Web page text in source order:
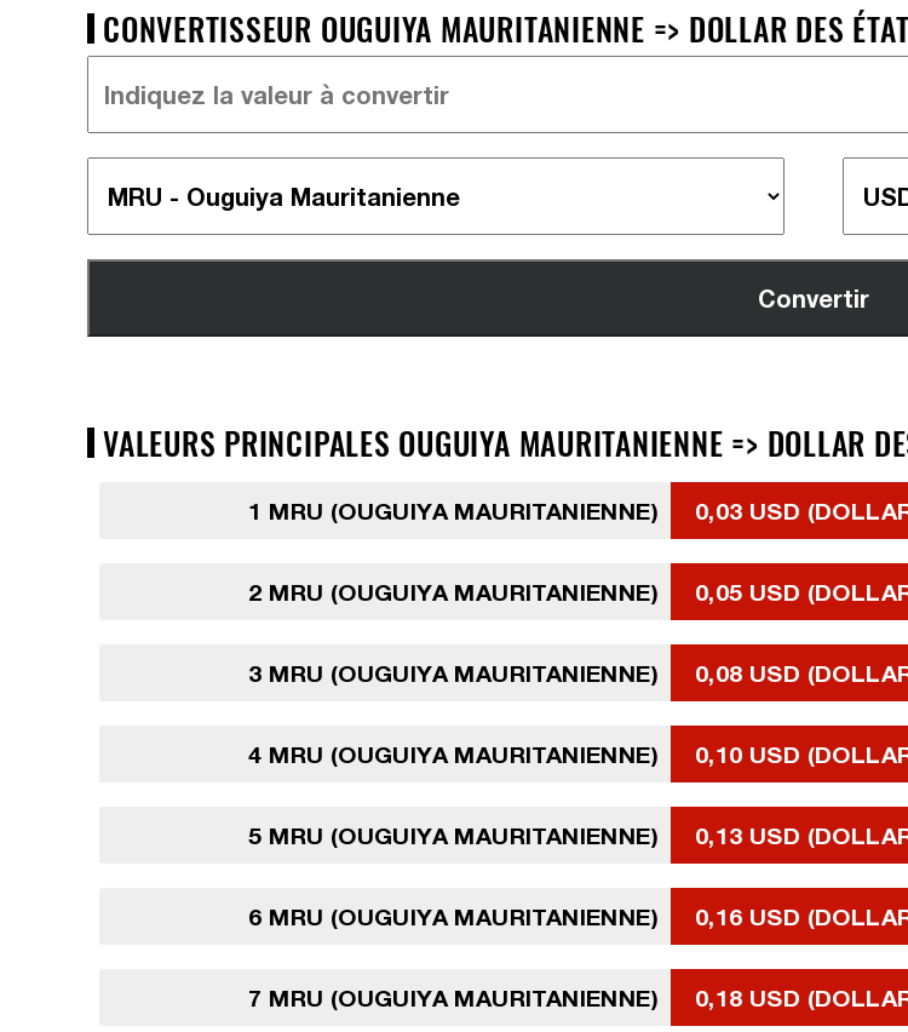
CONVERTISSEUR OUGUIYA MAURITANIENNE => DOLLAR DES
VALEURS PRINCIPALES OUGUIYA MAURITANIENNE => DOLLAR
1 MRU (OUGUIYA MAURITANIENNE) 0,03 USD
2 MRU (OUGUIYA MAURITANIENNE) 0,05 USD
3 MRU (OUGUIYA MAURITANIENNE) 0,08 USD
4 MRU (OUGUIYA MAURITANIENNE) 0,10 USD
5 MRU (OUGUIYA MAURITANIENNE) 0,13 USD
6 MRU (OUGUIYA MAURITANIENNE) 0,16 USD
7 MRU (OUGUIYA MAURITANIENNE) 0,18 USD